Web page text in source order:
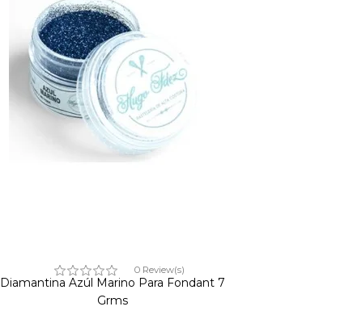
0 Review(s)
Diamantina Azúl Marino Para Fondant 7
Grms